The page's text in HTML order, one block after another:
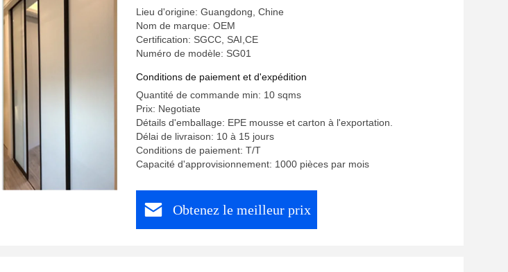
Lieu d'origine: Guangdong, Chine
Nom de marque: OEM
Certification: SGCC, SAI,CE
Numéro de modèle: SG01
Conditions de paiement et d'expédition
Quantité de commande min: 10 sqms
Prix: Negotiate
Détails d'emballage: EPE mousse et carton à l'exportation.
Délai de livraison: 10 à 15 jours
Conditions de paiement: T/T
Capacité d'approvisionnement: 1000 pièces par mois
Obtenez le meilleur prix